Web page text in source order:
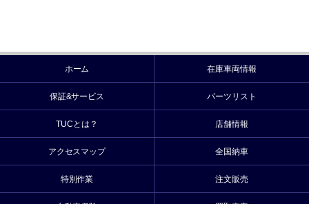
ホーム 在庫車両情報
保証&サービス パーツリスト
TUCとは？ 店舗情報
アクセスマップ 全国納車
特別作業 注文販売